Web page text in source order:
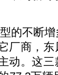
的不断
厂商，
动。这